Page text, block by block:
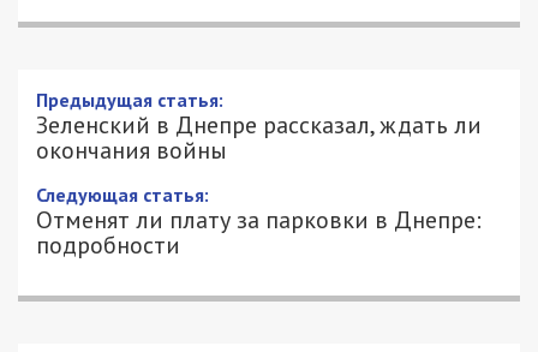
Предыдущая статья:
Зеленский в Днепре рассказал, ждать ли
окончания войны
Следующая статья:
Отменят ли плату за парковки в Днепре:
подробности